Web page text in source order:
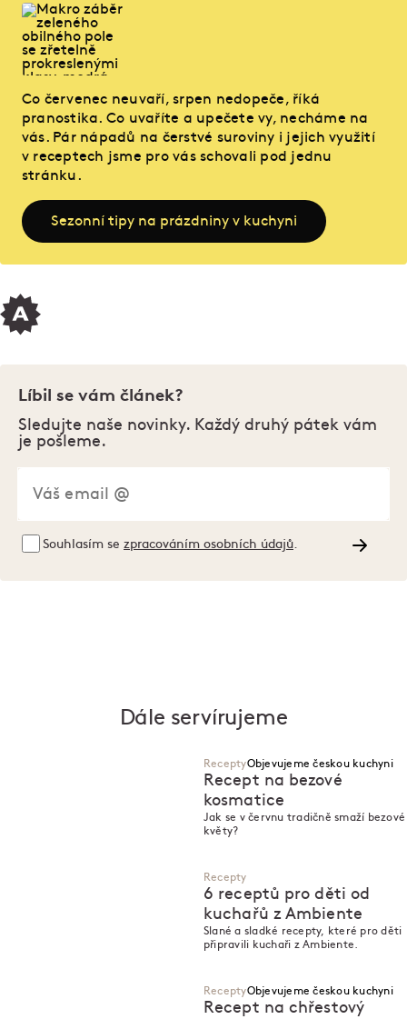
Co červenec neuvaří, srpen nedopeče, říká
pranostika. Co uvaříte a upečete vy, necháme na
vás. Pár nápadů na čerstvé suroviny i jejich využití
v receptech jsme pro vás schovali pod jednu
stránku.
Sezonní tipy na prázdniny v kuchyni
Líbil se vám článek?
Sledujte naše novinky. Každý druhý pátek vám
je pošleme.
Souhlasím se zpracováním osobních údajů
Dále servírujeme
ReceptyObjevujeme českou kuchyni
Recept na bezové
kosmatice
Jak se v červnu tradičně smaží bezové
květy?
Recepty
6 receptů pro děti od
kuchařů z Ambiente
Slané a sladké recepty, které pro děti
připravili kuchaři z Ambiente.
ReceptyObjevujeme českou kuchyni
Recept na chřestový